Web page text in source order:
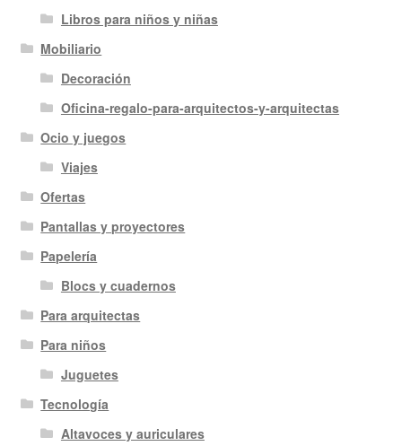
Libros para niños y niñas
Mobiliario
Decoración
Oficina-regalo-para-arquitectos-y-arquitectas
Ocio y juegos
Viajes
Ofertas
Pantallas y proyectores
Papelería
Blocs y cuadernos
Para arquitectas
Para niños
Juguetes
Tecnología
Altavoces y auriculares